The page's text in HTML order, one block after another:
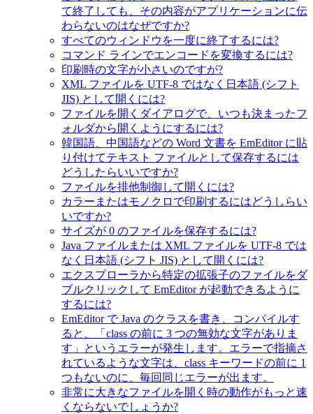
て終了しても、その内容がアプリケーションに伝
わらないのはなぜですか?
すべてのウィンドウを一度に終了するには?
コマンド ラインでエンコードを変換するには?
印刷時の文字が小さいのですが?
XML ファイルを UTF-8 ではなく日本語 (シフト
JIS) として開くには?
ファイルを開くダイアログで、いつも決まったフ
ォルダから開くようにするには?
韓国語、中国語などの Word 文書を EmEditor に貼
り付けてテキスト ファイルとして保存するには
どうしたらいいですか?
ファイルを排他制御して開くには?
カラーまたはモノクロで印刷するにはどうしらい
いですか?
サイズが 0 のファイルを保存するには?
Java ファイルまたは XML ファイルを UTF-8 では
なく日本語 (シフト JIS) として開くには?
エクスプローラから特定の拡張子のファイルをダ
ブルクリックして EmEditor が起動できるように
するには?
EmEditor で Java のクラスを書き、コンパイルす
ると、「class の前に 3 つの無効な文字がありま
す」というエラーが発生します。エラーで指摘さ
れているような文字は、class キーワードの前に 1
つもないのに、毎回同じエラーが出ます。
非常に大きなファイルを開く時の動作がもっと速
くならないでしょうか?